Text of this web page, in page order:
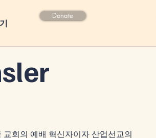
Donate
회의 예배 혁신자이자 산업선교의